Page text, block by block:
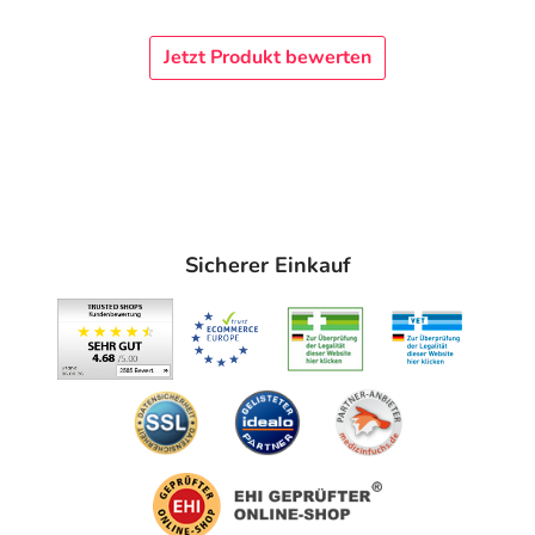
Jetzt Produkt bewerten
Sicherer Einkauf